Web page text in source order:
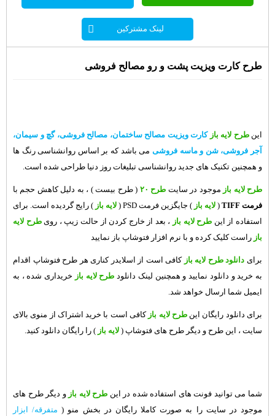
لینک مشترکین
طرح کارت ویزیت پشت و رو مصالح فروشی
اینطرح لایه باز کارت ویزیت مصالح ساختمان، مصالح فروشی، گچ و سیمان،
آجر فروشی، شن و ماسه فروشی می باشد که بر اساس روانشناسی رنگ ها
و همچنین تکنیک های جدید روانشناسی تبلیغات روز دنیا طراحی شده است.
طرح لایه باز موجود در سایت طرح ۲۰
( طرح بیست ) ، به دلیل کاهش حجم با
فرمت TIFF
( لایه باز ) جایگزین فرمت PSD ( لایه باز ) رایج گردیده است. برای
استفاده از این طرح لایه باز ، بعد از خارج کردن از حالت زیپ ، رویطرح لایه
باز راست کلیک کرده و با نرم افزار فتوشاپ باز نمایید
برای دانلود طرح لایه باز کافی است از اسلایدر کناری هر طرح فتوشاپ اقدام
به خرید و دانلود نمایید و همچنین لینک دانلود طرح لایه باز خریداری شده ، به
ایمیل شما ارسال خواهد شد.
برای دانلود رایگان اینطرح لایه باز کافی است با خرید اشتراک از منوی بالای
سایت ، این طرح و دیگر طرح های فتوشاپ ( لایه باز ) را رایگان دانلود کنید.
شما می توانید فونت های استفاده شده در این طرح لایه بازو دیگر طرح های
موجود در سایت را به صورت کاملا رایگان در بخش منو ( متفرقه/ ابزار